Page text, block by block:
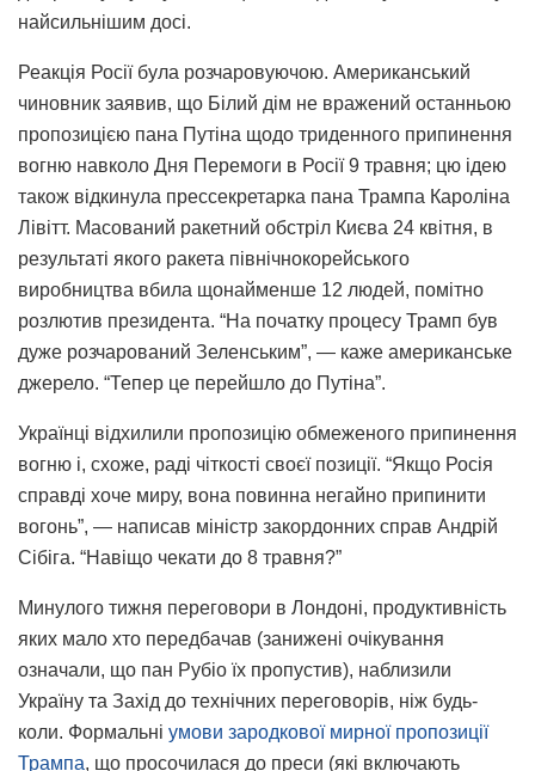
найсильнішим досі.
Реакція Росії була розчаровуючою. Американський
чиновник заявив, що Білий дім не вражений останньою
пропозицією пана Путіна щодо триденного припинення
вогню навколо Дня Перемоги в Росії 9 травня; цю ідею
також відкинула прессекретарка пана Трампа Кароліна
Лівітт. Масований ракетний обстріл Києва 24 квітня, в
результаті якого ракета північнокорейського
виробництва вбила щонайменше 12 людей, помітно
розлютив президента. “На початку процесу Трамп був
дуже розчарований Зеленським”, — каже американське
джерело. “Тепер це перейшло до Путіна”.
Українці відхилили пропозицію обмеженого припинення
вогню і, схоже, раді чіткості своєї позиції. “Якщо Росія
справді хоче миру, вона повинна негайно припинити
вогонь”, — написав міністр закордонних справ Андрій
Сібіга. “Навіщо чекати до 8 травня?”
Минулого тижня переговори в Лондоні, продуктивність
яких мало хто передбачав (занижені очікування
означали, що пан Рубіо їх пропустив), наблизили
Україну та Захід до технічних переговорів, ніж будь-
коли. Формальні умови зародкової мирної пропозиції
Трампа, що просочилася до преси (які включають